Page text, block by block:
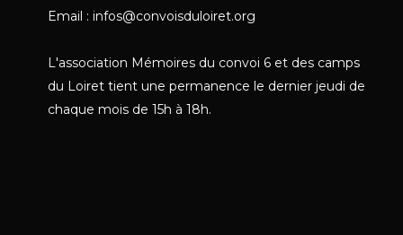
Email : infos@convoisduloiret.org
L'association Mémoires du convoi 6 et des camps
du Loiret tient une permanence le dernier jeudi de
chaque mois de 15h à 18h.